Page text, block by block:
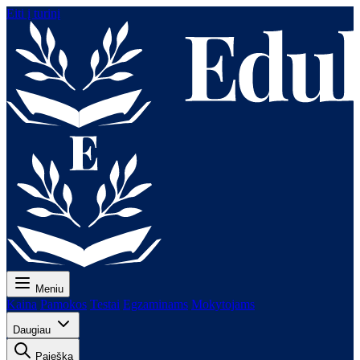
Eiti į turinį
Meniu
Kaina Pamokos Testai Egzaminams Mokytojams
Daugiau
Paieška